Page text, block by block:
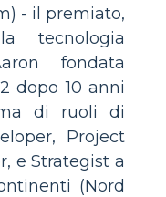
- il premiato,
tecnologia
fondata
dopo 10 anni
di ruoli di
Project
e Strategist a
(Nord